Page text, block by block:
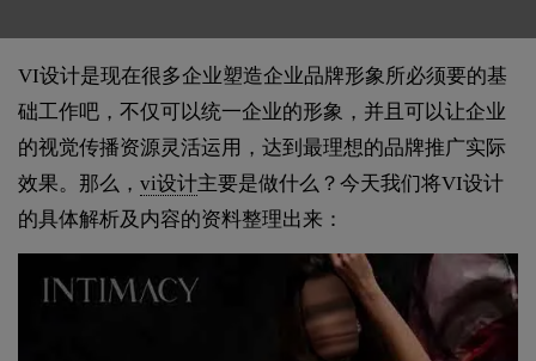
VI设计是现在很多企业塑造企业品牌形象所必须要的基
础工作吧，不仅可以统一企业的形象，并且可以让企业
的视觉传播资源灵活运用，达到最理想的品牌推广实际
效果。那么， vi设计主要是做什么？今天我们将VI设计
的具体解析及内容的资料整理出来：